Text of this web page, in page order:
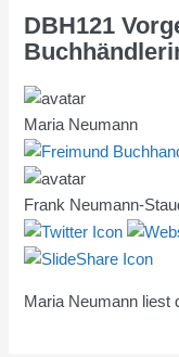
DBH121
Maria Neumann
Frank Neumann-
Maria Neumann liest